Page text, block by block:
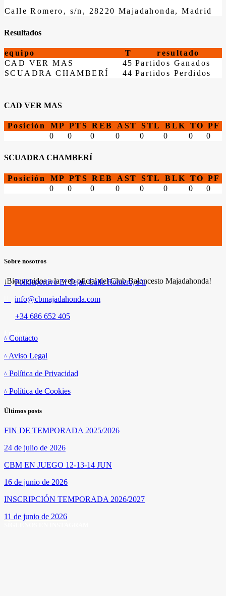
Calle Romero, s/n, 28220 Majadahonda, Madrid
Resultados
equipo T
resultado
CAD VER MAS
45 Partidos Ganados
SCUADRA CHAMBERÍ
44 Partidos Perdidos
CAD VER MAS
Posición MP PTS REB AST STL BLK TO PF
0
0 0 0 0 0 0 0
SCUADRA CHAMBERÍ
Posición MP PTS REB AST STL BLK TO PF
0
0 0 0 0 0 0 0
Sobre nosotros
¡Bienvenidos a la web oficial del Club Baloncesto Majadahonda!
Polideportivo El Tejar. Calle Romero, s/n
info@cbmajadahonda.com
+34 686 652 405
Contacto
Aviso Legal
Política de Privacidad
Política de Cookies
Últimos posts
FIN DE TEMPORADA 2025/2026
24 de julio de 2026
CBM EN JUEGO 12-13-14 JUN
16 de junio de 2026
INSCRIPCIÓN TEMPORADA 2026/2027
11 de junio de 2026